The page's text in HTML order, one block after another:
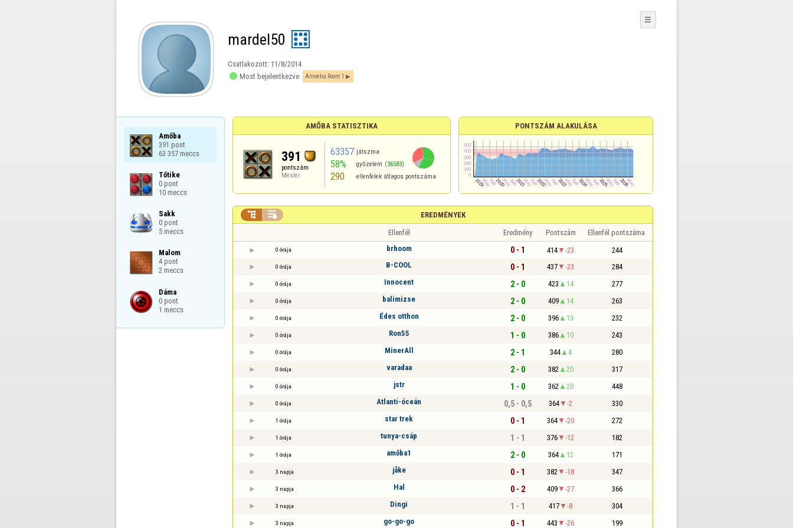
mardel50
Csatlakozott: 11/8/2014
 Most bejelentkezve Amoeba Room 1
☰
Amőba
391 pont
63 357 meccs
Tőtike
0 pont
10 meccs
Sakk
0 pont
5 meccs
Malom
4 pont
2 meccs
Dáma
0 pont
1 meccs
AMŐBA STATISZTIKA
391
pontszám
Mester
63357 játszma
58% győzelem (36583)
290 ellenfelek átlagos pontszáma
PONTSZÁM ALAKULÁSA
EREDMÉNYEK
 
Ellenfél Eredmény Pontszám Ellenfél pontszáma
0 órája brhoom 0 - 1 414 -23 244
0 órája B-COOL 0 - 1 437 -23 284
0 órája Innocent 2 - 0 423 14 277
0 órája balimizse 2 - 0 409 14 263
0 órája Édes otthon 2 - 0 396 13 232
0 órája Ron55 1 - 0 386 10 243
0 órája MinerAll 2 - 1 344 4 280
0 órája varadaa 2 - 0 382 20 317
0 órája jstr 1 - 0 362 20 448
0 órája Atlanti-óceán 0,5 - 0,5 364 -2 330
1 órája star trek 0 - 1 364 -20 272
1 órája tunya-csáp 1 - 1 376 -12 182
1 órája amőba1 2 - 0 364 12 171
3 napja jåke 0 - 1 382 -18 347
3 napja Hal 0 - 2 409 -27 366
3 napja Dingi 1 - 1 417 -8 304
3 napja go-go-go 0 - 1 443 -26 199